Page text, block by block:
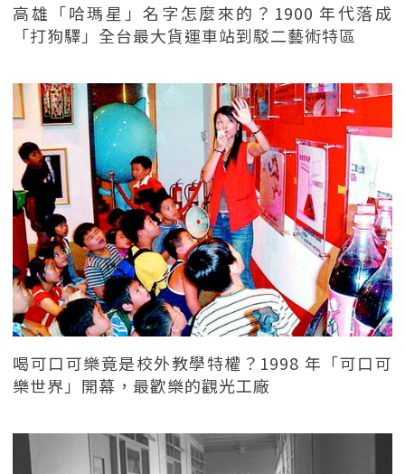
高雄「哈瑪星」名字怎麼來的？1900 年代落成
「打狗驛」全台最大貨運車站到駁二藝術特區
喝可口可樂竟是校外教學特權？1998 年「可口可
樂世界」開幕，最歡樂的觀光工廠